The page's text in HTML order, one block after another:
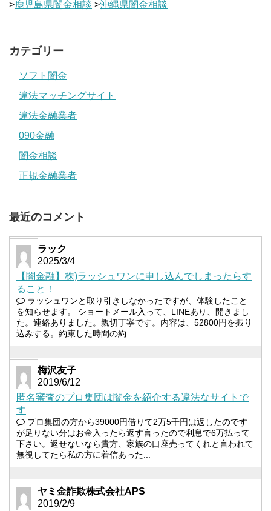
>鹿児島県闇金相談 >沖縄県闇金相談
カテゴリー
ソフト闇金
違法マッチングサイト
違法金融業者
090金融
闇金相談
正規金融業者
最近のコメント
ラック
2025/3/4
【闇金融】株)ラッシュワンに申し込んでしまったらす
ること！
ラッシュワンと取り引きしなかったですが、体験したこと
を知らせます。 ショートメール入って、LINEあり、開きまし
た。連絡ありました。親切丁寧です。内容は、52800円を振り
込みする。約束した時間の約...
梅沢友子
2019/6/12
匿名審査のプロ集団は闇金を紹介する違法なサイトで
す
プロ集団の方から39000円借りて2万5千円は返したのです
が足りない分はお金入ったら返す言ったので利息で6万払って
下さい。返せないなら貴方、家族の口座売ってくれと言われて
無視してたら私の方に着信あった...
ヤミ金詐欺株式会社APS
2019/2/9